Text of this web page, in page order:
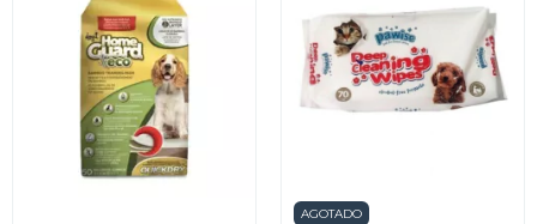
AGOTADO